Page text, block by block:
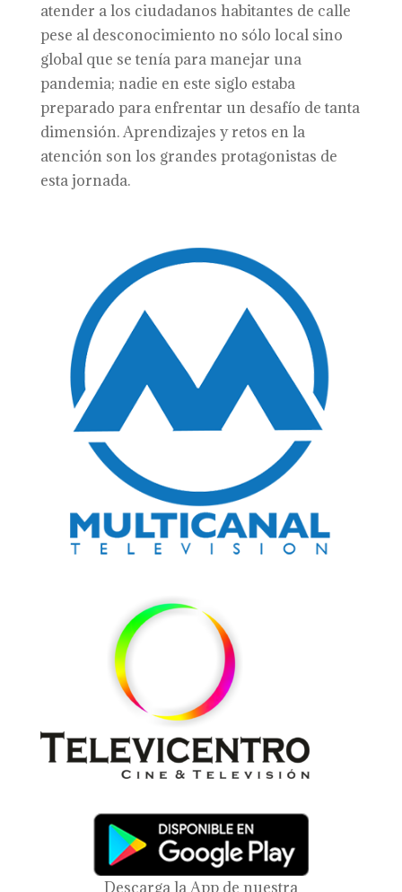
atender a los ciudadanos habitantes de calle
pese al desconocimiento no sólo local sino
global que se tenía para manejar una
pandemia; nadie en este siglo estaba
preparado para enfrentar un desafío de tanta
dimensión. Aprendizajes y retos en la
atención son los grandes protagonistas de
esta jornada.
Descarga la App de nuestra